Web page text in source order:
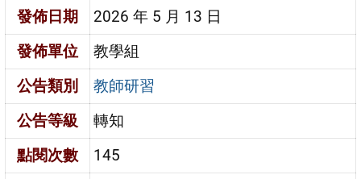
發佈日期
2026 年 5 月 13 日
發佈單位
教學組
公告類別
教師研習
公告等級
轉知
點閱次數
145